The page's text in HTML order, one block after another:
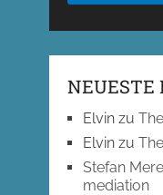
NEUESTE
Elvinzu
Elvinzu
Stefan
mediation